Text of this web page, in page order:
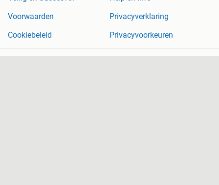
Voorwaarden
Privacyverklaring
Cookiebeleid
Privacyvoorkeuren